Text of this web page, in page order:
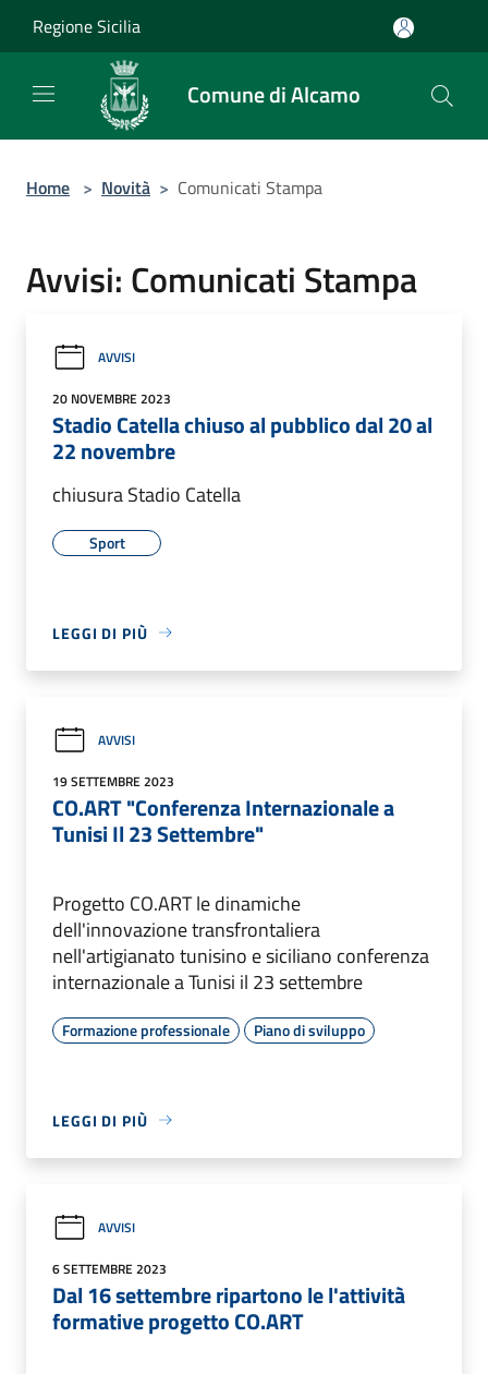
Regione Sicilia
Comune di Alcamo
Home > Novità > Comunicati Stampa
Avvisi: Comunicati Stampa
AVVISI
20 NOVEMBRE 2023
Stadio Catella chiuso al pubblico dal 20 al
22 novembre
chiusura Stadio Catella
Sport
LEGGI DI PIÙ
AVVISI
19 SETTEMBRE 2023
CO.ART "Conferenza Internazionale a
Tunisi Il 23 Settembre"
Progetto CO.ART le dinamiche
dell'innovazione transfrontaliera
nell'artigianato tunisino e siciliano conferenza
internazionale a Tunisi il 23 settembre
Formazione professionale Piano di sviluppo
LEGGI DI PIÙ
AVVISI
6 SETTEMBRE 2023
Dal 16 settembre ripartono le l'attività
formative progetto CO.ART